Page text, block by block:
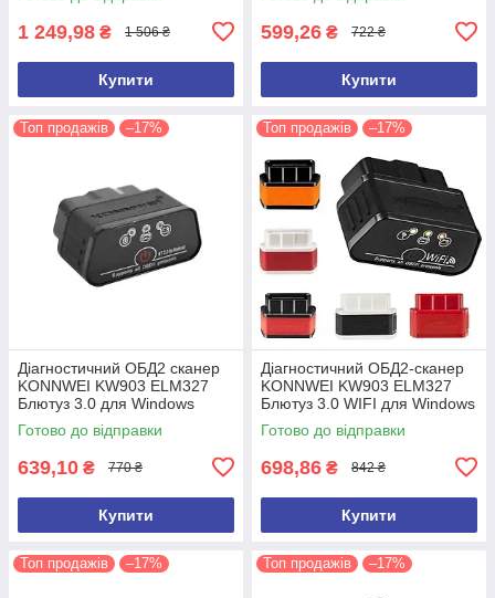
1 249,98 ₴ 1 506 ₴
Купити
599,26 ₴ 722 ₴
Купити
Топ продажів –17%
Діагностичний ОБД2 сканер
KONNWEI KW903 ELM327
Блютуз 3.0 для Windows
Android IOS Автосканер
ELM327
Готово до відправки
639,10 ₴ 770 ₴
Купити
Топ продажів –17%
Діагностичний ОБД2-сканер
KONNWEI KW903 ELM327
Блютуз 3.0 WIFI для Windows
Android IOS Автосканер
ELM327
Готово до відправки
698,86 ₴ 842 ₴
Купити
Топ продажів –17% Топ продажів –17%